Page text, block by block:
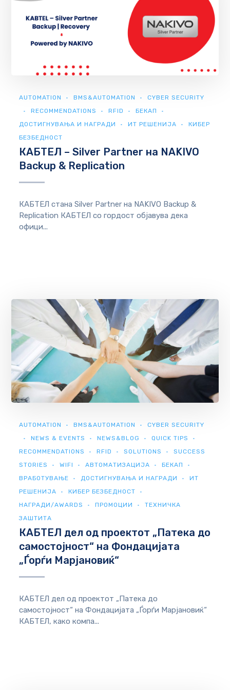
AUTOMATION BMS&AUTOMATION
CYBER SECURITY
RECOMMENDATIONS
RFID
БЕКАП
ДОСТИГНУВАЊА И НАГРАДИ
ИТ РЕШЕНИЈА
КИБЕР
БЕЗБЕДНОСТ
КАБТЕЛ – Silver Partner на NAKIVO
Backup & Replication
КАБТЕЛ стана Silver Partner на NAKIVO Backup &
Replication КАБТЕЛ со гордост објавува дека
офици...
AUTOMATION BMS&AUTOMATION
CYBER SECURITY
NEWS & EVENTS
NEWS&BLOG
QUICK TIPS
RECOMMENDATIONS
RFID SOLUTIONS
SUCCESS
STORIES
WIFI АВТОМАТИЗАЦИЈА
БЕКАП
ВРАБОТУВАЊЕ
ДОСТИГНУВАЊА И НАГРАДИ
ИТ
РЕШЕНИЈА
КИБЕР БЕЗБЕДНОСТ
НАГРАДИ/AWARDS
ПРОМОЦИИ
ТЕХНИЧКА
ЗАШТИТА
КАБТЕЛ дел од проектот „Патека до
самостојност“ на Фондацијата
„Ѓорѓи Марјановиќ“
КАБТЕЛ дел од проектот „Патека до
самостојност“ на Фондацијата „Ѓорѓи Марјановиќ“
КАБТЕЛ, како компа...